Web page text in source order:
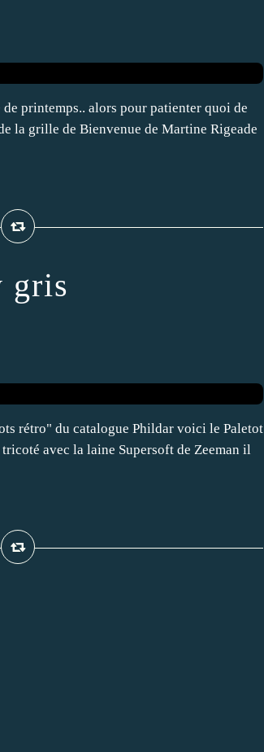
printemps.. alors pour patienter quoi de
la grille de Bienvenue de Martine Rigeade
gris
rétro" du catalogue Phildar voici le Paletot
avec la laine Supersoft de Zeeman il